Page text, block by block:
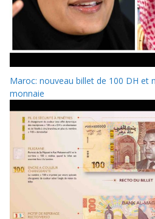
Maroc: nouveau billet de 100 DH et
monnaie